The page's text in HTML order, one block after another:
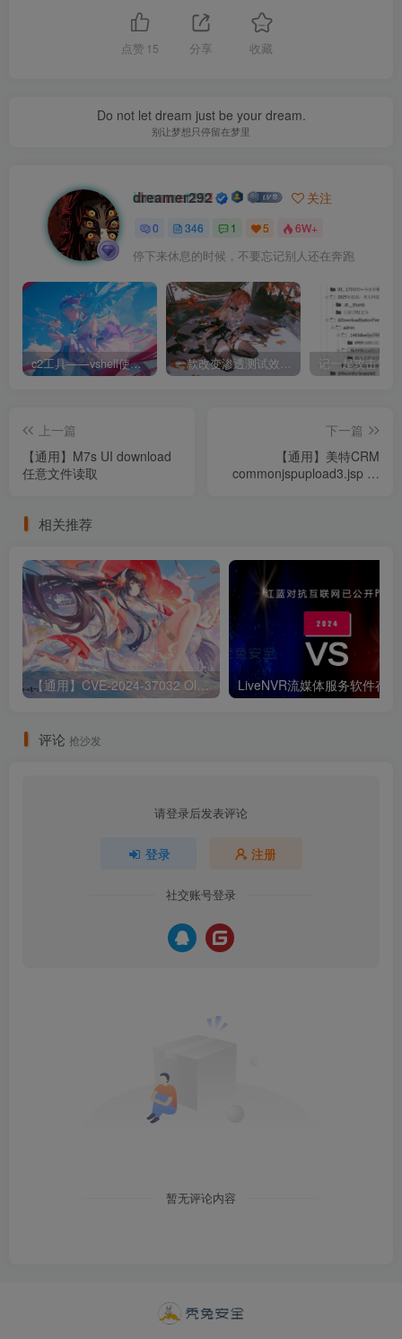
点赞 15 分享 收藏
Do not let dream just be your dream.
别让梦想只停留在梦里
dreamer292 关注
0 346 1 5 6W+
停下来休息的时候，不要忘记别人还在奔跑
c2工具——vshell使用和下载 一款改变渗透测试效率的黑科技 —— dddd
上一篇
【通用】M7s UI download
任意文件读取
下一篇
【通用】美特CRM
commonjspupload3.jsp 存
相关推荐
【通用】CVE-2024-37032 Ollama 远程代码执行漏洞
评论 抢沙发
请登录后发表评论
登录 注册
社交账号登录
暂无评论内容